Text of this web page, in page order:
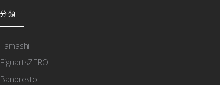
分類
Tamashii
FiguartsZERO
Banpresto